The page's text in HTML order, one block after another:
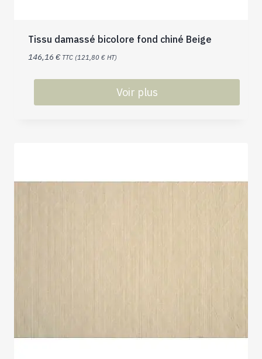
Tissu damassé bicolore fond chiné Beige
146,16 € TTC (121,80 € HT)
Voir plus